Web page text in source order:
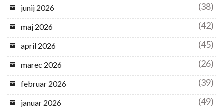
junij 2026 (38)
maj 2026 (42)
april 2026 (45)
marec 2026 (26)
februar 2026 (39)
januar 2026 (49)